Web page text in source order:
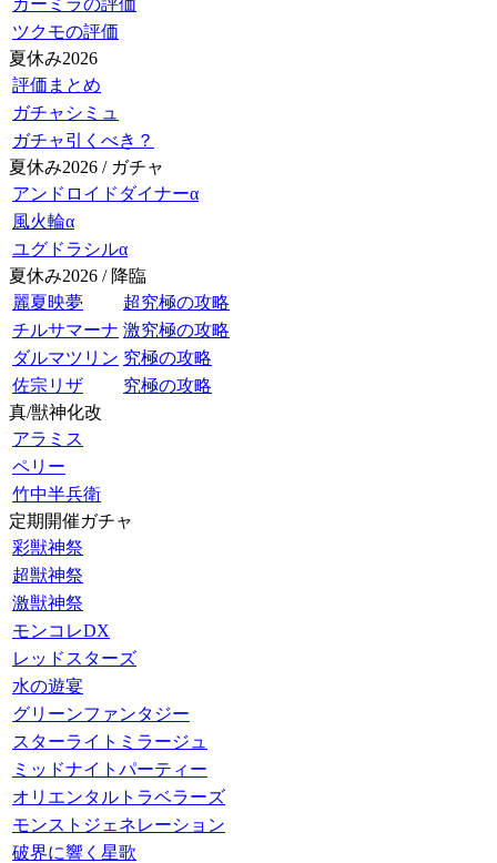
カーミラの評価
ツクモの評価
夏休み2026
評価まとめ
ガチャシミュ
ガチャ引くべき？
夏休み2026 / ガチャ
アンドロイドダイナーα
風火輪α
ユグドラシルα
夏休み2026 / 降臨
麗夏映夢
超究極の攻略
チルサマーナ 激究極の攻略
ダルマツリン 究極の攻略
佐宗リザ
究極の攻略
真/獣神化改
アラミス
ペリー
竹中半兵衛
定期開催ガチャ
彩獣神祭
超獣神祭
激獣神祭
モンコレDX
レッドスターズ
水の遊宴
グリーンファンタジー
スターライトミラージュ
ミッドナイトパーティー
オリエンタルトラベラーズ
モンストジェネレーション
破界に響く星歌